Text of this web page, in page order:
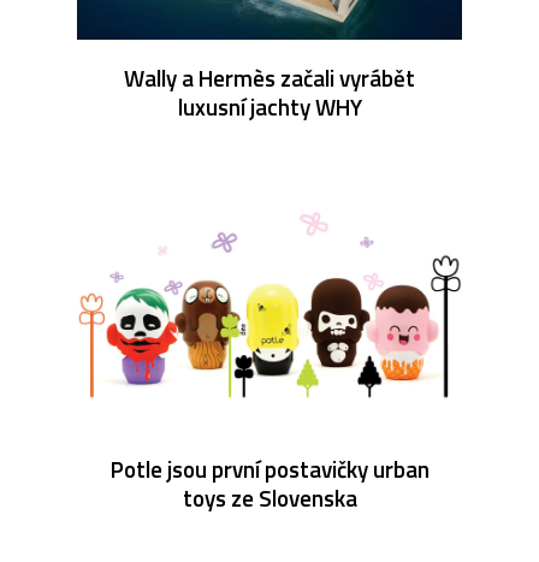
Wally a Hermès začali vyrábět
luxusní jachty WHY
Potle jsou první postavičky urban
toys ze Slovenska